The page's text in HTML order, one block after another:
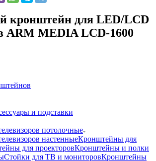
кронштейн для LED/LCD
ARM MEDIA LCD-1600
и подставки
потолочные
настенныеКронштейны для
для проекторовКронштейны и полки
Стойки для ТВ и мониторовКронштейны